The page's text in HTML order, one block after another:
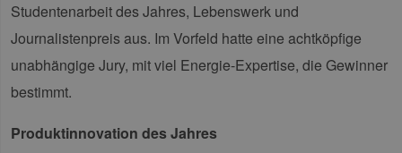
Studentenarbeit des Jahres, Lebenswerk und
Journalistenpreis aus. Im Vorfeld hatte eine achtköpfige
unabhängige Jury, mit viel Energie-Expertise, die Gewinner
bestimmt.
Produktinnovation des Jahres